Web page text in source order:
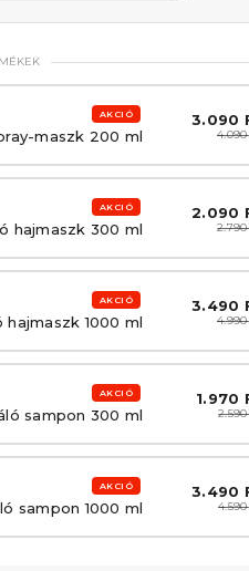
AKCIÓ
maszk 200 ml
3.090
AKCIÓ
hajmaszk 300 ml
2.090
AKCIÓ
hajmaszk 1000 ml
3.490
AKCIÓ
sampon 300 ml
1.970
AKCIÓ
sampon 1000 ml
3.490